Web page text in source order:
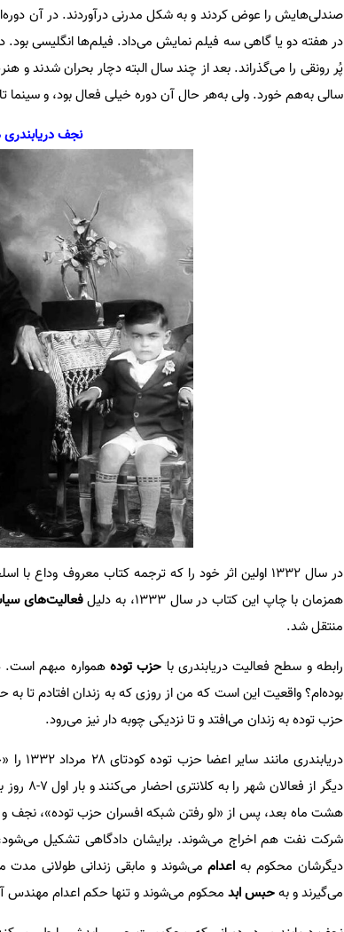
صندلی‌هایش را عوض كردند و به شکل مدرنی درآوردند. در آن
در هفته‌ دو یا گاهی سه فیلم نمایش می‌داد. فیلم‌ها انگلیسی بود.
پُر رونقی را می‌گذراند. بعد از چند سال البته دچار بحران شدند و
سالی به‌هم خورد. ولی به‌هر حال آن دوره‌ خیلی فعال بود، و سینما
نجف دریابندری
در سال ۱۳۳۲ اولین اثر خود را که ترجمه کتاب معروف
همزمان با چاپ این کتاب در سال ۱۳۳۳، به دلیل
فعالیت‌های
منتقل شد.
رابطه و سطح فعالیت دریابندری با حزب توده همواره مبهم است.
بوده‌ام؟ واقعیت این است که من از روزی که به زندان افتادم تا
حزب توده به زندان می‌افتد و تا نزدیکی چوبه دار نیز می‌رود.
دیگر
هشت ماه بعد، پس از «لو رفتن شبکه افسران حزب توده»، نجف و
دیگرشان محکوم به اعداممی‌شوند و مابقی زندانی طولانی مدت
می‌گیرند و بهحبس ابد محکوم می‌شوند و تنها حکم اعدام مهندس